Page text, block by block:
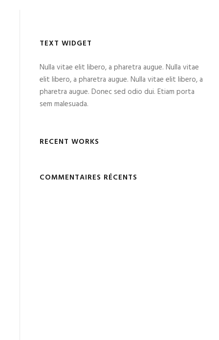
TEXT WIDGET
Nulla vitae elit libero, a pharetra augue. Nulla vitae
elit libero, a pharetra augue. Nulla vitae elit libero, a
pharetra augue. Donec sed odio dui. Etiam porta
sem malesuada.
RECENT WORKS
COMMENTAIRES RÉCENTS